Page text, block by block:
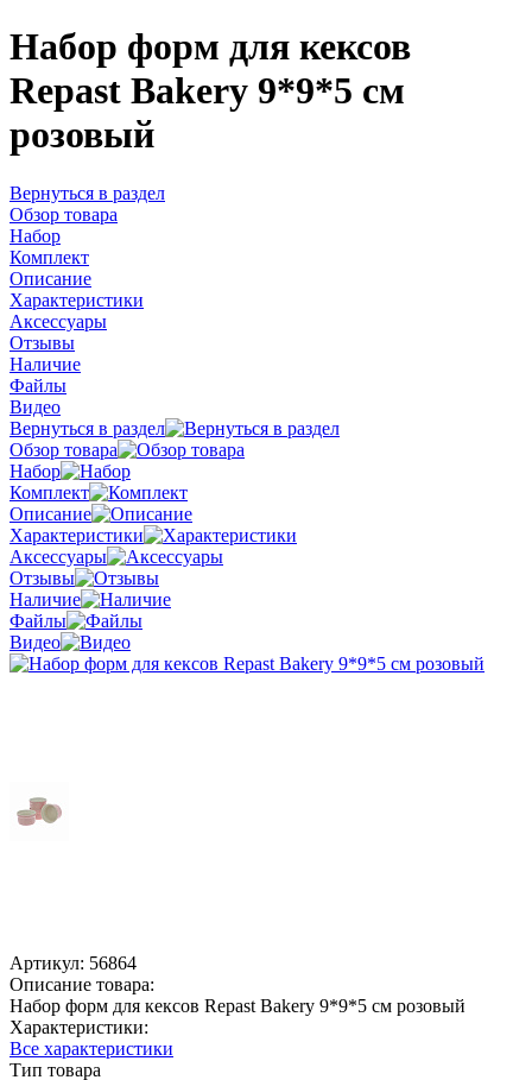
Набор форм для кексов
Repast Bakery 9*9*5 см
розовый
Вернуться в раздел
Обзор товара
Набор
Комплект
Описание
Характеристики
Аксессуары
Отзывы
Наличие
Файлы
Видео
Вернуться в раздел
Обзор товара
Набор
Комплект
Описание
Характеристики
Аксессуары
Отзывы
Наличие
Файлы
Видео
Артикул: 56864
Описание товара:
Набор форм для кексов Repast Bakery 9*9*5 см розовый
Характеристики:
Все характеристики
Тип товара